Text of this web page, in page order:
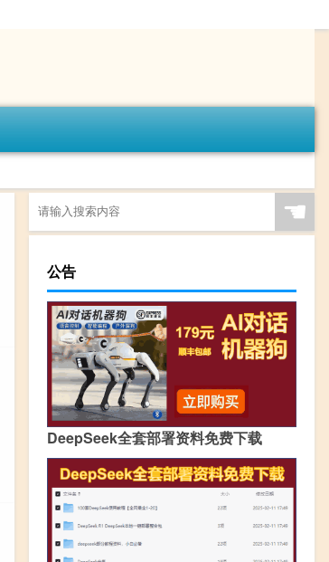
☚
公告
DeepSeek全套部署资料免费下载